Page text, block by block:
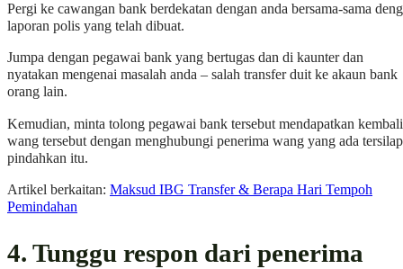
Pergi ke cawangan bank berdekatan dengan anda bersama-sama
laporan polis yang telah dibuat.
Jumpa dengan pegawai bank yang bertugas dan di kaunter dan
nyatakan mengenai masalah anda – salah transfer duit ke akaun bank
orang lain.
Kemudian, minta tolong pegawai bank tersebut mendapatkan kembali
wang tersebut dengan menghubungi penerima wang yang ada tersilap
pindahkan itu.
Artikel berkaitan: Maksud IBG Transfer & Berapa Hari Tempoh
Pemindahan
4. Tunggu respon dari penerima